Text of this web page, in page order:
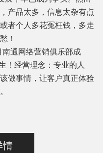
产品太多，信息太杂有点
者个人多花冤枉钱，多走
！
通网络营销俱乐部成
！经营理念：专业的人
做事情，让客户真正体验
情